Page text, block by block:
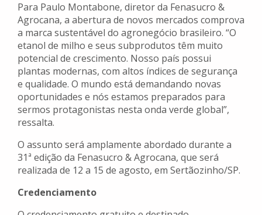
Para Paulo Montabone, diretor da Fenasucro &
Agrocana, a abertura de novos mercados comprova
a marca sustentável do agronegócio brasileiro. “O
etanol de milho e seus subprodutos têm muito
potencial de crescimento. Nosso país possui
plantas modernas, com altos índices de segurança
e qualidade. O mundo está demandando novas
oportunidades e nós estamos preparados para
sermos protagonistas nesta onda verde global”,
ressalta.
O assunto será amplamente abordado durante a
31ª edição da Fenasucro & Agrocana, que será
realizada de 12 a 15 de agosto, em Sertãozinho/SP.
Credenciamento